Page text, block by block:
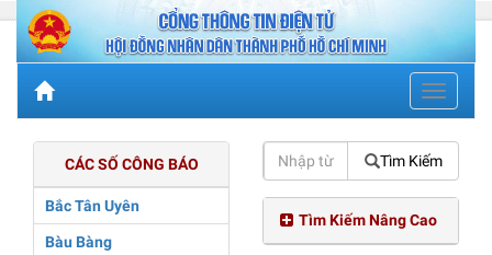
Toggle
CÁC SỐ CÔNG BÁO
Bắc Tân Uyên
Bàu Bàng
Tìm Kiếm
Tìm Kiếm Nâng Cao